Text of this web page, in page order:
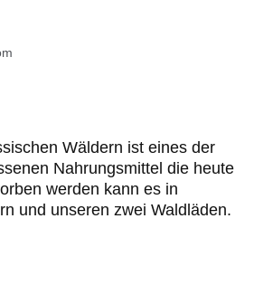
Wäldern ist eines der
Nahrungsmittel die heute
werden kann es in
und unseren zwei Waldläden.